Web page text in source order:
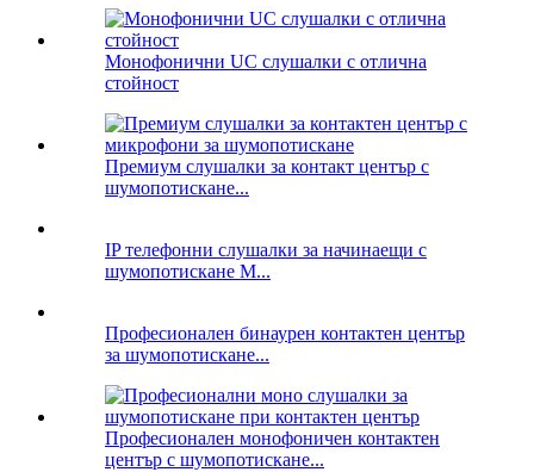
Монофонични UC слушалки с отлична
стойност
Премиум слушалки за контакт център с
шумопотискане...
IP телефонни слушалки за начинаещи с
шумопотискане M...
Професионален бинаурен контактен център
за шумопотискане...
Професионален монофоничен контактен
център с шумопотискане...